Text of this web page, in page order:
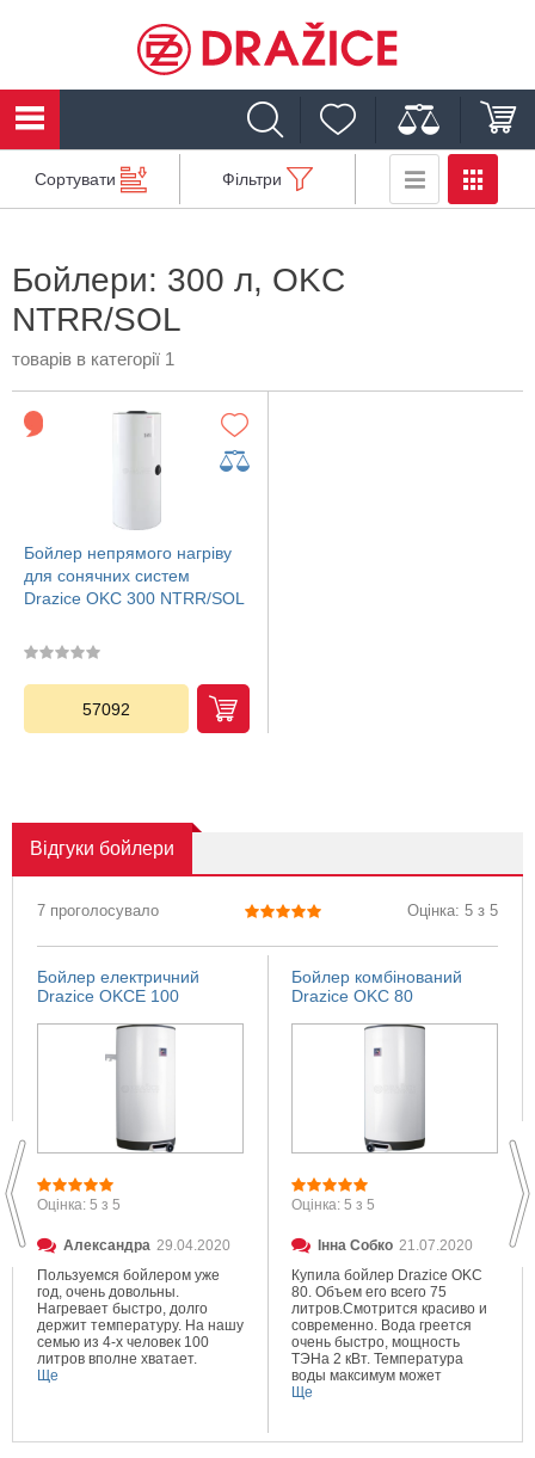
Сортувати Фільтри
Бойлери: 300 л, OKC
NTRR/SOL
товарів в категорії 1
Бойлер непрямого нагріву
для сонячних систем
Drazice OKC 300 NTRR/SOL
57092
Відгуки бойлери
7 проголосувало Оцінка: 5 з 5
Бойлер електричний
Drazice OKCE 100
Оцінка: 5 з 5
Александра 29.04.2020
Пользуемся бойлером уже
год, очень довольны.
Нагревает быстро, долго
держит температуру. На нашу
семью из 4-х человек 100
литров вполне хватает.
Ще
Бойлер комбінований
Drazice OKC 80
Оцінка: 5 з 5
Інна Собко 21.07.2020
Купила бойлер Drazice OKC
80. Объем его всего 75
литров.Смотрится красиво и
современно. Вода греется
очень быстро, мощность
ТЭНа 2 кВт. Температура
воды максимум может
составлять 80 градусов.
Ще